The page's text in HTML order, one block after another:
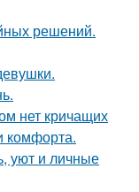
решений.
нет кричащих
комфорта.
уют и личные